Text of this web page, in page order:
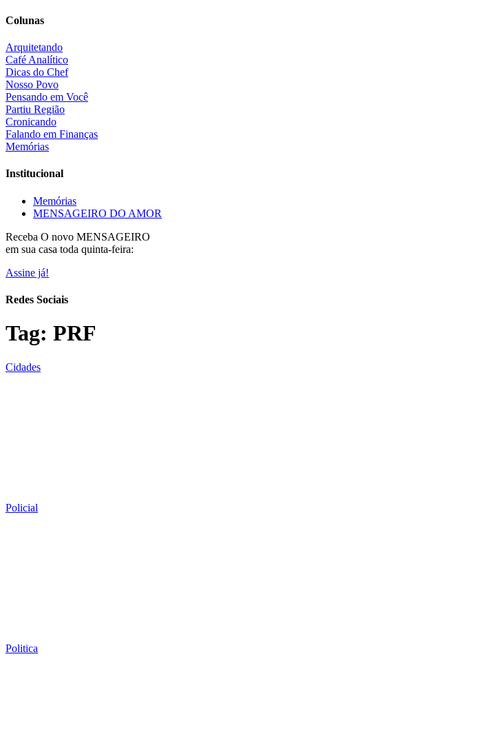
Colunas
Arquitetando
Café Analítico
Dicas do Chef
Nosso Povo
Pensando em Você
Partiu Região
Cronicando
Falando em Finanças
Memórias
Institucional
Memórias
MENSAGEIRO DO AMOR
Receba O novo MENSAGEIRO
em sua casa toda quinta-feira:
Assine já!
Redes Sociais
Tag: PRF
Cidades
Policial
Politica